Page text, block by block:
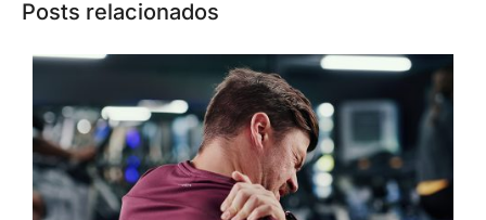
Posts relacionados